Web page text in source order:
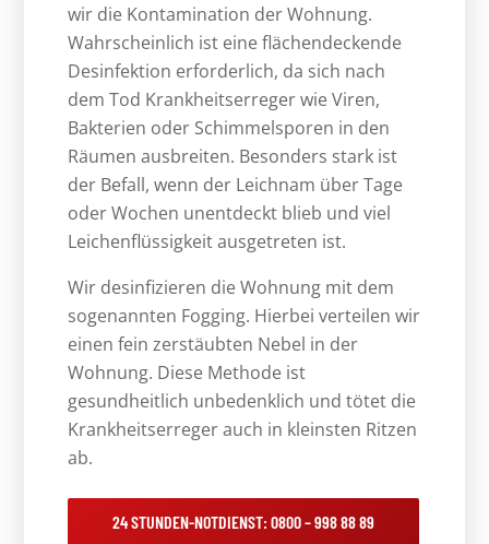
wir die Kontamination der Wohnung.
Wahrscheinlich ist eine flächendeckende
Desinfektion erforderlich, da sich nach
dem Tod Krankheitserreger wie Viren,
Bakterien oder Schimmelsporen in den
Räumen ausbreiten. Besonders stark ist
der Befall, wenn der Leichnam über Tage
oder Wochen unentdeckt blieb und viel
Leichenflüssigkeit ausgetreten ist.
Wir desinfizieren die Wohnung mit dem
sogenannten Fogging. Hierbei verteilen wir
einen fein zerstäubten Nebel in der
Wohnung. Diese Methode ist
gesundheitlich unbedenklich und tötet die
Krankheitserreger auch in kleinsten Ritzen
ab.
24 STUNDEN-NOTDIENST: 0800 – 998 88 89